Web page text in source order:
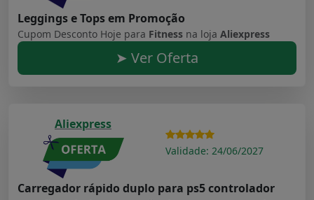
Leggings e Tops em Promoção
Cupom Desconto Hoje para Fitness na loja Aliexpress
➤ Ver Oferta
Aliexpress
Validade: 24/06/2027
Carregador rápido duplo para ps5 controlador